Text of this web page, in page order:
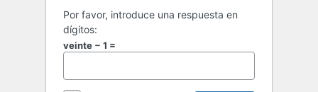
Por favor, introduce una respuesta en
dígitos:
veinte − 1 =